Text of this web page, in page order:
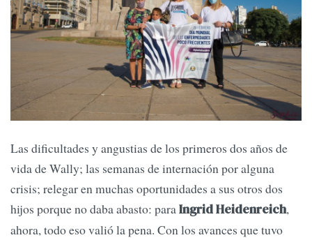
Las dificultades y angustias de los primeros dos años de
vida de Wally; las semanas de internación por alguna
crisis; relegar en muchas oportunidades a sus otros dos
hijos porque no daba abasto: para Ingrid Heidenreich,
ahora, todo eso valió la pena. Con los avances que tuvo